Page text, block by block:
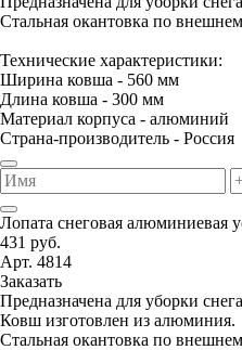
Стальная окантовка по
Технические характеристики:
Ширина ковша - 560 мм
Длина ковша - 300 мм
Материал корпуса - алюминий
Страна-производитель - Россия
Лопата снеговая алюминиевая
431 руб.
Арт. 4814
Заказать
Предназначена для уборки
Ковш изготовлен из алюминия.
Стальная окантовка по